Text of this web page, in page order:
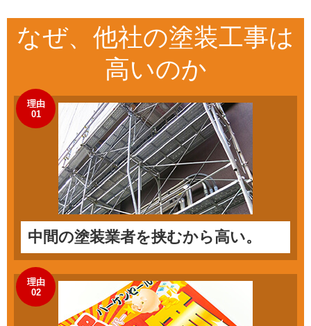
なぜ、他社の塗装工事は
高いのか
理由
01
中間の塗装業者を挟むから高い。
理由
02